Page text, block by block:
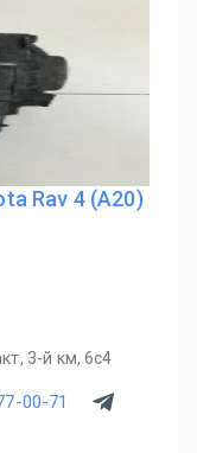
Rav 4 (A20)
3-й км, 6с4
00-71